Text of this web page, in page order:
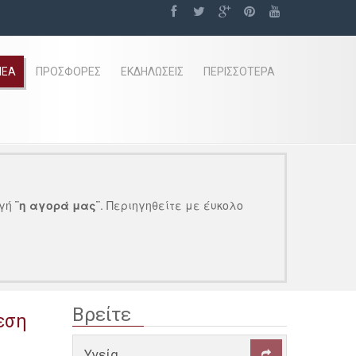
ΠΡΟΣΦΟΡΈΣ ΕΚΔΗΛΏΣΕΙΣ ΠΕΡΙΣΣΌΤΕΡΑ
¨η αγορά μας¨. Περιηγηθείτε με έυκολο
Βρείτε
